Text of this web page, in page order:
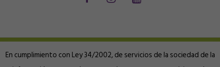
En cumplimiento con Ley 34/2002, de servicios de la sociedad de la